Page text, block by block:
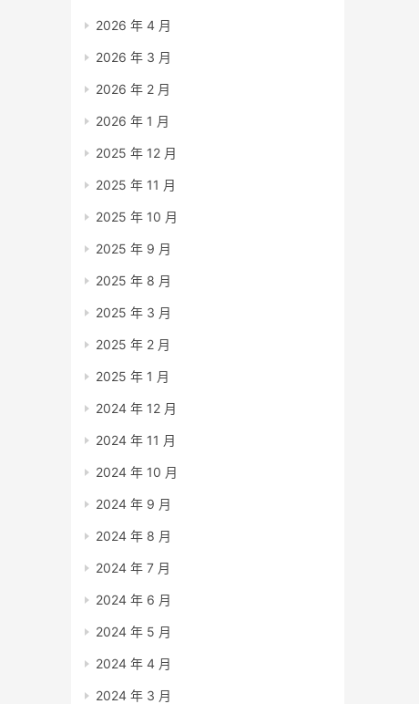
2026 年 4 月
2026 年 3 月
2026 年 2 月
2026 年 1 月
2025 年 12 月
2025 年 11 月
2025 年 10 月
2025 年 9 月
2025 年 8 月
2025 年 3 月
2025 年 2 月
2025 年 1 月
2024 年 12 月
2024 年 11 月
2024 年 10 月
2024 年 9 月
2024 年 8 月
2024 年 7 月
2024 年 6 月
2024 年 5 月
2024 年 4 月
2024 年 3 月